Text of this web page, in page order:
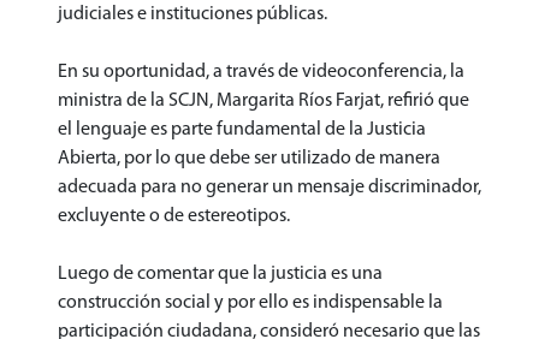
judiciales e instituciones públicas.
En su oportunidad, a través de videoconferencia, la
ministra de la SCJN, Margarita Ríos Farjat, refirió que
el lenguaje es parte fundamental de la Justicia
Abierta, por lo que debe ser utilizado de manera
adecuada para no generar un mensaje discriminador,
excluyente o de estereotipos.
Luego de comentar que la justicia es una
construcción social y por ello es indispensable la
participación ciudadana, consideró necesario que las